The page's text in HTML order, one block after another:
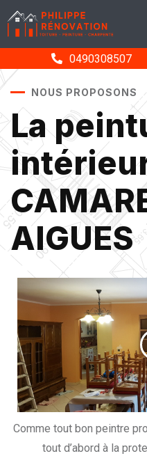
0490308507
NOUS PROPOSONS
La
AIGUES
Comme tout bon peintre
tout d’abord à la